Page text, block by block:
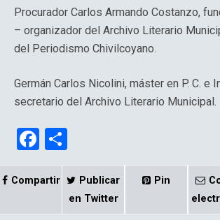
Procurador Carlos Armando Costanzo,
– organizador del Archivo Literario
del Periodismo Chivilcoyano.
Germán Carlos Nicolini, máster en P. C. e
secretario del Archivo Literario Municipal.
F
a
ce
o
m
p
Compartir
Publicar
en Twitter
Pin